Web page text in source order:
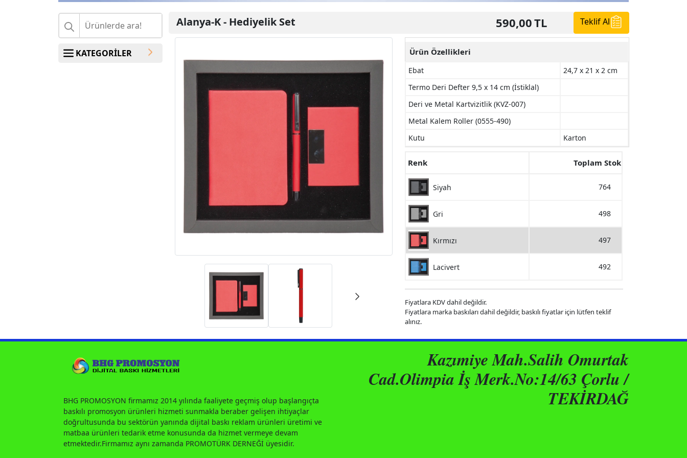
KATEGORİLER
Alanya-K- Hediyelik Set 590,00TL Teklif Al
Ürün Özellikleri
Ebat
24,7 x 21 x 2 cm
Termo Deri Defter 9,5 x 14 cm (İstiklal)
Deri ve Metal Kartvizitlik (KVZ-007)
Metal Kalem Roller (0555-490)
Kutu
Karton
Renk Toplam Stok
Siyah 764
Gri 498
Kırmızı 497
Lacivert 492
Fiyatlara KDV dahil değildir.
Fiyatlara marka baskıları dahil değildir, baskılı fiyatlar için lütfen teklif
alınız.
BHG PROMOSYON firmamız 2014 yılında faaliyete geçmiş olup başlangıçta
baskılı promosyon ürünleri hizmeti sunmakla beraber gelişen ihtiyaçlar
doğrultusunda bu sektörün yanında dijital baskı reklam ürünleri üretimi ve
matbaa ürünleri tedarik etme konusunda da hizmet vermeye devam
etmektedir.Firmamız aynı zamanda PROMOTÜRK DERNEĞİ üyesidir.
Kazımiye Mah.Salih Omurtak
Cad.Olimpia İş Merk.No:14/63 Çorlu /
TEKİRDAĞ